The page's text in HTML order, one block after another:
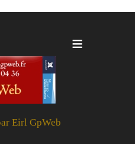
≡
Eirl GpWeb